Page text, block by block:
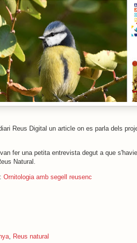
Reus Digital un article on es parla dels
fer una petita entrevista degut a que
Natural.
Ornitologia amb segell reusenc
Reus natural